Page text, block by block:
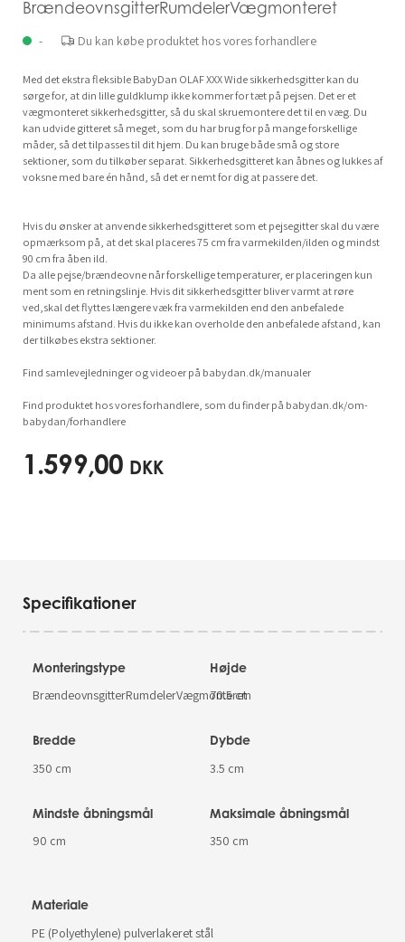
BrændeovnsgitterRumdelerVægmonteret
- Du kan købe produktet hos vores forhandlere
Med det ekstra fleksible BabyDan OLAF XXX Wide sikkerhedsgitter kan du
sørge for, at din lille guldklump ikke kommer for tæt på pejsen. Det er et
vægmonteret sikkerhedsgitter, så du skal skruemontere det til en væg. Du
kan udvide gitteret så meget, som du har brug for på mange forskellige
måder, så det tilpasses til dit hjem. Du kan bruge både små og store
sektioner, som du tilkøber separat. Sikkerhedsgitteret kan åbnes og lukkes af
voksne med bare én hånd, så det er nemt for dig at passere det.
Hvis du ønsker at anvende sikkerhedsgitteret som et pejsegitter skal du være
opmærksom på, at det skal placeres 75 cm fra varmekilden/ilden og mindst
90 cm fra åben ild.
Da alle pejse/brændeovne når forskellige temperaturer, er placeringen kun
ment som en retningslinje. Hvis dit sikkerhedsgitter bliver varmt at røre
ved,skal det flyttes længere væk fra varmekilden end den anbefalede
minimums afstand. Hvis du ikke kan overholde den anbefalede afstand, kan
der tilkøbes ekstra sektioner.
Find samlevejledninger og videoer på babydan.dk/manualer
Find produktet hos vores forhandlere, som du finder på babydan.dk/om-
babydan/forhandlere
1.599,00 DKK
Specifikationer
Monteringstype
BrændeovnsgitterRumdelerVægmonteret
Højde
70.5 cm
Bredde
350 cm
Dybde
3.5 cm
Mindste åbningsmål
90 cm
Maksimale åbningsmål
350 cm
Materiale
PE (Polyethylene) pulverlakeret stål